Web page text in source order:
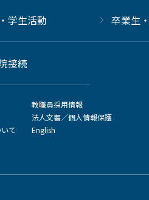
学生活動 卒業生
接続
て
教職員採用情報
法人文書／個人情報保護
English